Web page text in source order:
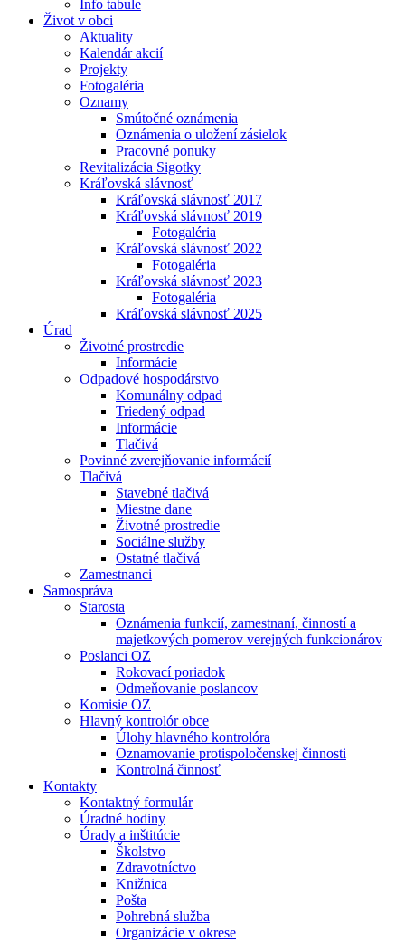
Info tabule
Život v obci
Aktuality
Kalendár akcií
Projekty
Fotogaléria
Oznamy
Smútočné oznámenia
Oznámenia o uložení zásielok
Pracovné ponuky
Revitalizácia Sigotky
Kráľovská slávnosť
Kráľovská slávnosť 2017
Kráľovská slávnosť 2019
Fotogaléria
Kráľovská slávnosť 2022
Fotogaléria
Kráľovská slávnosť 2023
Fotogaléria
Kráľovská slávnosť 2025
Úrad
Životné prostredie
Informácie
Odpadové hospodárstvo
Komunálny odpad
Triedený odpad
Informácie
Tlačivá
Povinné zverejňovanie informácií
Tlačivá
Stavebné tlačivá
Miestne dane
Životné prostredie
Sociálne služby
Ostatné tlačivá
Zamestnanci
Samospráva
Starosta
Oznámenia funkcií, zamestnaní, činností a
majetkových pomerov verejných funkcionárov
Poslanci OZ
Rokovací poriadok
Odmeňovanie poslancov
Komisie OZ
Hlavný kontrolór obce
Úlohy hlavného kontrolóra
Oznamovanie protispoločenskej činnosti
Kontrolná činnosť
Kontakty
Kontaktný formulár
Úradné hodiny
Úrady a inštitúcie
Školstvo
Zdravotníctvo
Knižnica
Pošta
Pohrebná služba
Organizácie v okrese